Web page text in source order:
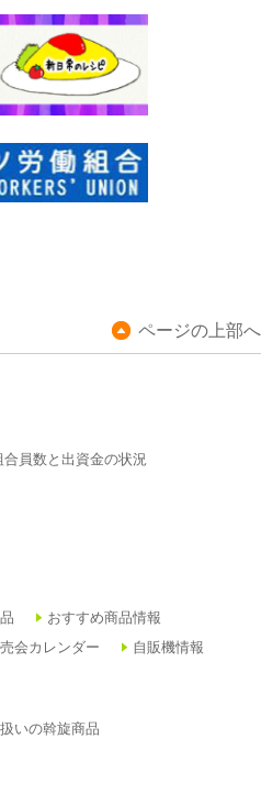
ページの上部へ
合員数と出資金の状況
おすすめ商品情報
会カレンダー 自販機情報
いの斡旋商品